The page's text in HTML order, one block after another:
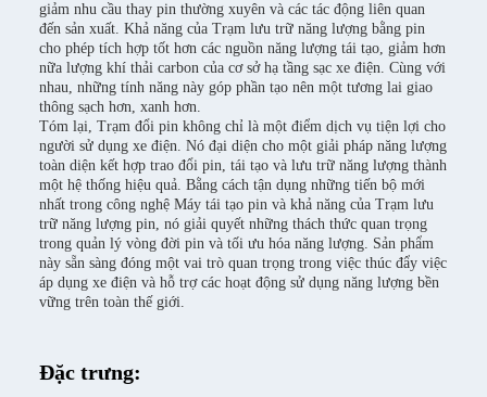
giảm nhu cầu thay pin thường xuyên và các tác động liên quan
đến sản xuất. Khả năng của Trạm lưu trữ năng lượng bằng pin
cho phép tích hợp tốt hơn các nguồn năng lượng tái tạo, giảm hơn
nữa lượng khí thải carbon của cơ sở hạ tầng sạc xe điện. Cùng với
nhau, những tính năng này góp phần tạo nên một tương lai giao
thông sạch hơn, xanh hơn.
Tóm lại, Trạm đổi pin không chỉ là một điểm dịch vụ tiện lợi cho
người sử dụng xe điện. Nó đại diện cho một giải pháp năng lượng
toàn diện kết hợp trao đổi pin, tái tạo và lưu trữ năng lượng thành
một hệ thống hiệu quả. Bằng cách tận dụng những tiến bộ mới
nhất trong công nghệ Máy tái tạo pin và khả năng của Trạm lưu
trữ năng lượng pin, nó giải quyết những thách thức quan trọng
trong quản lý vòng đời pin và tối ưu hóa năng lượng. Sản phẩm
này sẵn sàng đóng một vai trò quan trọng trong việc thúc đẩy việc
áp dụng xe điện và hỗ trợ các hoạt động sử dụng năng lượng bền
vững trên toàn thế giới.
Đặc trưng: